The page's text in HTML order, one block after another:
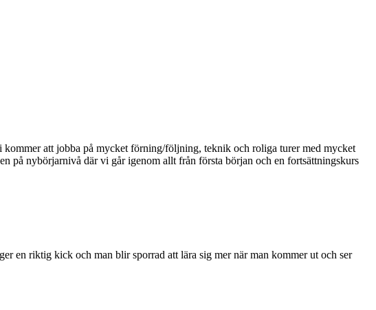
att jobba på mycket förning/följning, teknik och roliga turer med mycket
på nybörjarnivå där vi går igenom allt från första början och en fortsättningskurs
en riktig kick och man blir sporrad att lära sig mer när man kommer ut och ser